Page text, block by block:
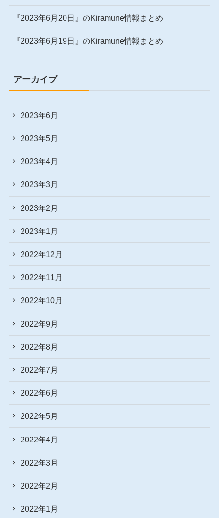
『2023年6月20日』のKiramune情報まとめ
『2023年6月19日』のKiramune情報まとめ
アーカイブ
2023年6月
2023年5月
2023年4月
2023年3月
2023年2月
2023年1月
2022年12月
2022年11月
2022年10月
2022年9月
2022年8月
2022年7月
2022年6月
2022年5月
2022年4月
2022年3月
2022年2月
2022年1月